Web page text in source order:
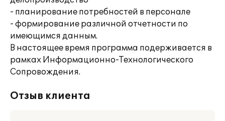
- планирование потребностей в персонале
- формирование различной отчетности по
имеющимся данным.
В настоящее время программа подерживается в
рамках Информационно-Технологического
Сопровождения.
Отзыв клиента